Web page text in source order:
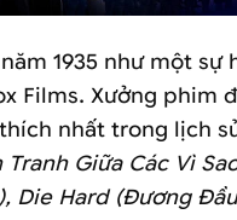
1935 như một sự
Films. Xưởng phim
nhất trong lịch
Giữa Các Vì
Die Hard (Đương